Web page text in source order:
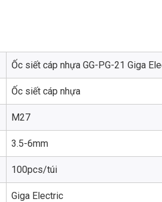
Ốc siết cáp nhựa GG-PG-21 Giga
Ốc siết cáp nhựa
M27
3.5-6mm
100pcs/túi
Giga Electric